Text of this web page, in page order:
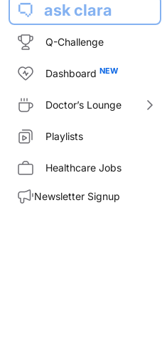
ask clara
Q-Challenge
Dashboard
Doctor’s Lounge
Playlists
Healthcare Jobs
Newsletter Signup